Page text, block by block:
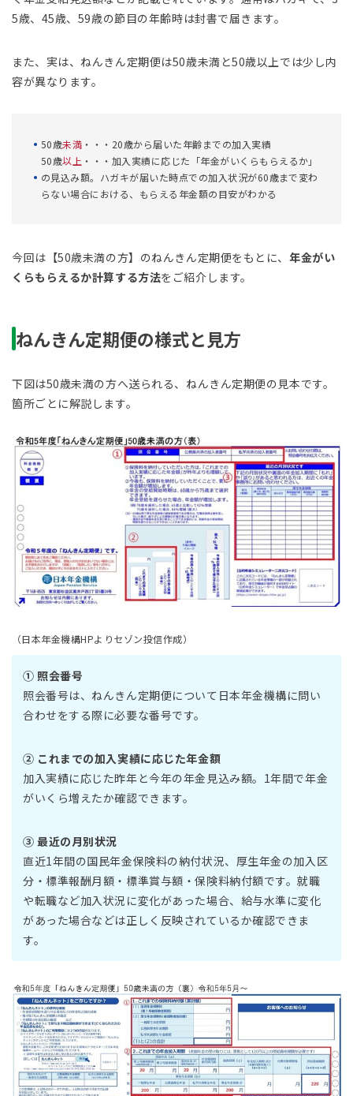
5歳、45歳、59歳の節目の年齢時は封書で届きます。
また、実は、ねんきん定期便は50歳未満と50歳以上では少し内
容が異なります。
50歳未満 ・・・20歳から届いた年齢までの加入実績
50歳以上 ・・・加入実績に応じた「年金がいくらもらえるか」
の見込み額。ハガキが届いた時点での加入状況が60歳まで変わ
らない場合における、もらえる年金額の目安がわかる
今回は【50歳未満の方】のねんきん定期便をもとに、 年金がい
くらもらえるか計算する方法をご紹介します。
ねんきん定期便の様式と見方
下図は50歳未満の方へ送られる、ねんきん定期便の見本です。
箇所ごとに解説します。
（日本年金機構HPよりセゾン投信作成）
① 照会番号
照会番号は、ねんきん定期便について日本年金機構に問い
合わせをする際に必要な番号です。
② これまでの加入実績に応じた年金額
加入実績に応じた昨年と今年の年金見込み額。1年間で年金
がいくら増えたか確認できます。
③ 最近の月別状況
直近1年間の国民年金保険料の納付状況、厚生年金の加入区
分・標準報酬月額・標準賞与額・保険料納付額です。就職
や転職など加入状況に変化があった場合、給与水準に変化
があった場合などは正しく反映されているか確認できま
す。